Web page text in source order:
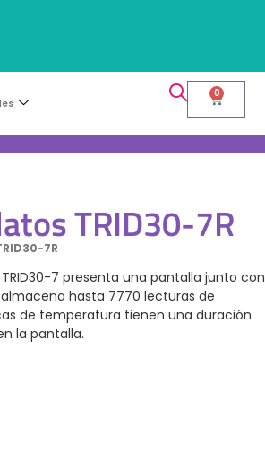
0
TRID30-7R
7R
7 presenta una pantalla junto con
hasta 7770 lecturas de
de temperatura tienen una duración
la pantalla.